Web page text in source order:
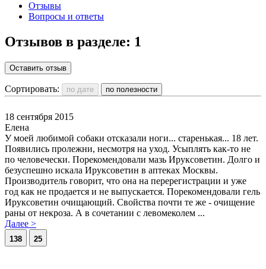
Отзывы
Вопросы и ответы
Отзывов в разделе: 1
Оставить отзыв
Сортировать:
18 сентября 2015
Елена
У моей любимой собаки отсказали ноги... старенькая... 18 лет.
Появились пролежни, несмотря на уход. Усыплять как-то не
по человечески. Порекомендовали мазь Ируксоветин. Долго и
безуспешно искала Ируксоветин в аптеках Москвы.
Производитель говорит, что она на перерегистрации и уже
год как не продается и не выпускается. Порекомендовали гель
Ируксоветин очищающий. Свойства почти те же - очищение
раны от некроза. А в сочетании с левомеколем ...
Далее >
138 25